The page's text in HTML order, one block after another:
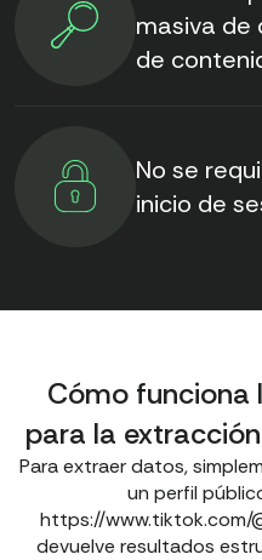
masiva de
de
No se
inicio de
Cómo funciona
para la
Para extraer datos,
un perfil
https://www.tiktok.com/
devuelve resultados